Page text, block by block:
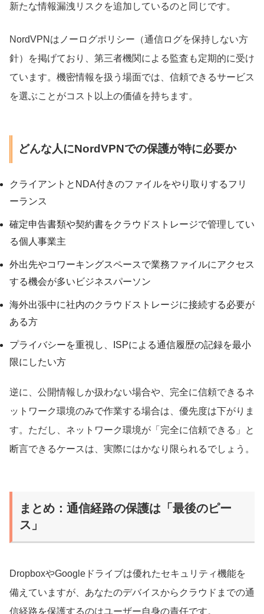
新たな情報漏洩リスクを追加しているのと同じです。
NordVPNはノーログポリシー（通信ログを保持しない方
針）を掲げており、第三者機関による監査も定期的に受け
ています。機密情報を扱う場面では、信頼できるサービス
を選ぶことがコスト以上の価値を持ちます。
どんな人にNordVPNでの保護が特に必要か
クライアントとNDA付きのファイルをやり取りするフリ
ーランス
確定申告書類や契約書をクラウドストレージで管理してい
る個人事業主
外出先やコワーキングスペースで業務ファイルにアクセス
する機会が多いビジネスパーソン
海外出張中に社内のクラウドストレージに接続する必要が
ある方
プライバシーを重視し、ISPによる通信履歴の記録を最小
限にしたい方
逆に、公開情報しか扱わない場合や、完全に信頼できるネ
ットワーク環境のみで作業する場合は、優先度は下がりま
す。ただし、ネットワーク環境が「完全に信頼できる」と
断言できるケースは、実際にはかなり限られるでしょう。
まとめ：通信経路の保護は「最後のピー
ス」
DropboxやGoogleドライブは優れたセキュリティ機能を
備えていますが、あなたのデバイスからクラウドまでの通
信経路を保護するのはユーザー自身の責任です。